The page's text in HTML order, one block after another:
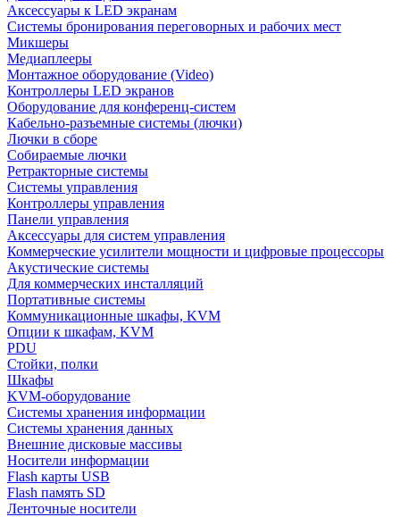
Аксессуары к LED экранам
Системы бронирования переговорных и рабочих мест
Микшеры
Медиаплееры
Монтажное оборудование (Video)
Контроллеры LED экранов
Оборудование для конференц-систем
Кабельно-разъемные системы (лючки)
Лючки в сборе
Собираемые лючки
Ретракторные системы
Системы управления
Контроллеры управления
Панели управления
Аксессуары для систем управления
Коммерческие усилители мощности и цифровые процессоры
Акустические системы
Для коммерческих инсталляций
Портативные системы
Коммуникационные шкафы, KVM
Опции к шкафам, KVM
PDU
Стойки, полки
Шкафы
KVM-оборудование
Системы хранения информации
Системы хранения данных
Внешние дисковые массивы
Носители информации
Flash карты USB
Flash память SD
Ленточные носители